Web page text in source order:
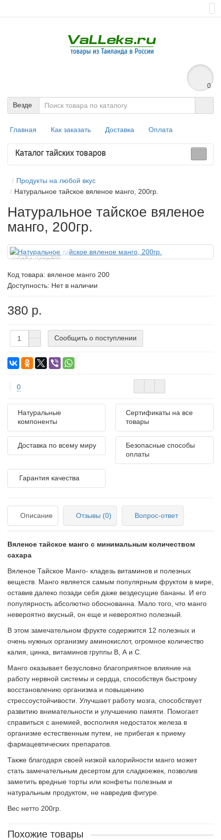
0
Везде
Главная Как заказать Доставка Оплата
Каталог тайских товаров
Продукты на любой вкус
Натуральное тайское вяленое манго, 200гр.
Натуральное тайское вяленое
манго, 200гр.
Лидер продаж!
Код товара: вяленое манго 200
Доступность: Нет в наличии
380 р.
Сообщить о поступлении
0
Натуральные
компоненты
Сертификаты на все
товары
Доставка по всему миру
Безопасные способы
оплаты
Гарантия качества
Описание Отзывы (0) Вопрос-ответ
Вяленое тайское манго с минимальным количеством
сахара
Вяленое Тайское Манго- кладезь витаминов и полезных
веществ. Манго является самым популярным фруктом в мире,
оставив далеко позади себя даже вездесущие бананы. И его
популярность абсолютно обоснованна. Мало того, что манго
невероятно вкусный, он еще и невероятно полезный.
В этом замечательном фрукте содержится 12 полезных и
очень нужных организму аминокислот, огромное количество
калия, цинка, витаминов группы В, А и С.
Манго оказывает безусловно благоприятное влияние на
работу нервной системы и сердца, способствуя быстрому
восстановлению организма и повышению
стрессоустойчивости. Улучшает работу мозга, способствует
развитию внимательности и улучшению памяти. Помогает
справиться с анемией, восполняя недостаток железа в
организме естественным путем, не прибегая к приему
фармацевтических препаратов.
Также благодаря своей низкой калорийности манго может
стать замечательным десертом для сладкоежек, позволив
заметить вредные торты или конфеты полезным и
натуральным продуктом, не навредив фигуре.
Вес нетто 200гр.
Похожие товары